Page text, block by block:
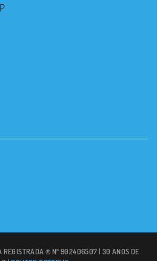
REGISTRADA ® Nº 902406507 | 30 ANOS DE